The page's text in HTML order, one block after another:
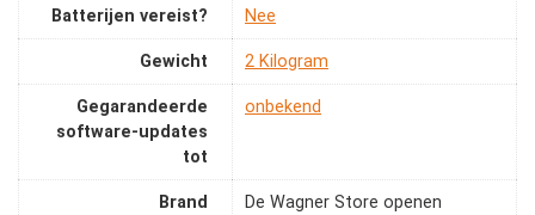
Batterijen vereist? ‎Nee
Gewicht ‎2 Kilogram
Gegarandeerde
software-updates
tot
‎onbekend
Brand De Wagner Store openen